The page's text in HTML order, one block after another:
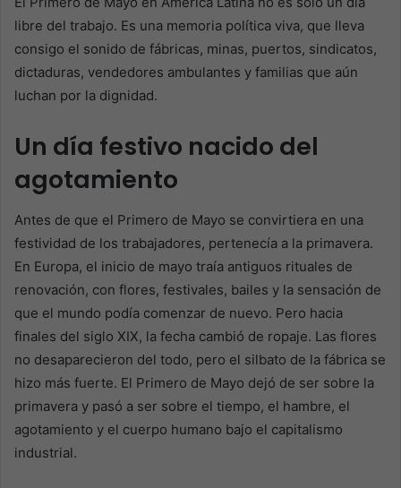
libre del trabajo. Es una memoria política viva, que lleva
consigo el sonido de fábricas, minas, puertos, sindicatos,
dictaduras, vendedores ambulantes y familias que aún
luchan por la dignidad.
Un día festivo nacido del
agotamiento
Antes de que el Primero de Mayo se convirtiera en una
festividad de los trabajadores, pertenecía a la primavera.
En Europa, el inicio de mayo traía antiguos rituales de
renovación, con flores, festivales, bailes y la sensación de
que el mundo podía comenzar de nuevo. Pero hacia
finales del siglo XIX, la fecha cambió de ropaje. Las flores
no desaparecieron del todo, pero el silbato de la fábrica se
hizo más fuerte. El Primero de Mayo dejó de ser sobre la
primavera y pasó a ser sobre el tiempo, el hambre, el
agotamiento y el cuerpo humano bajo el capitalismo
industrial.